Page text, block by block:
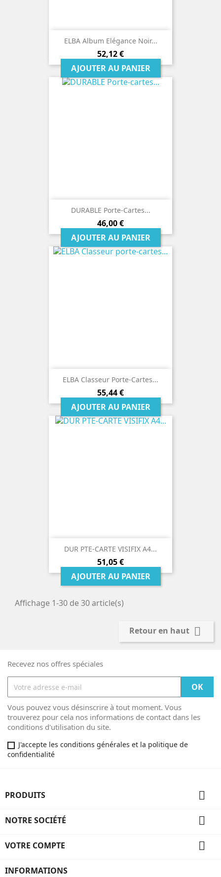
ELBA Album Elégance Noir...
Prix
52,12 €
AJOUTER AU PANIER
DURABLE Porte-Cartes...
Prix
46,00 €
AJOUTER AU PANIER
ELBA Classeur Porte-Cartes...
Prix
55,44 €
AJOUTER AU PANIER
DUR PTE-CARTE VISIFIX A4...
Prix
51,05 €
AJOUTER AU PANIER
Affichage 1-30 de 30 article(s)
Retour en haut 
Recevez nos offres spéciales
Vous pouvez vous désinscrire à tout moment. Vous
trouverez pour cela nos informations de contact dans les
conditions d'utilisation du site.
J'accepte les conditions générales et la politique de
confidentialité
PRODUITS 
NOTRE SOCIÉTÉ 
VOTRE COMPTE 
INFORMATIONS